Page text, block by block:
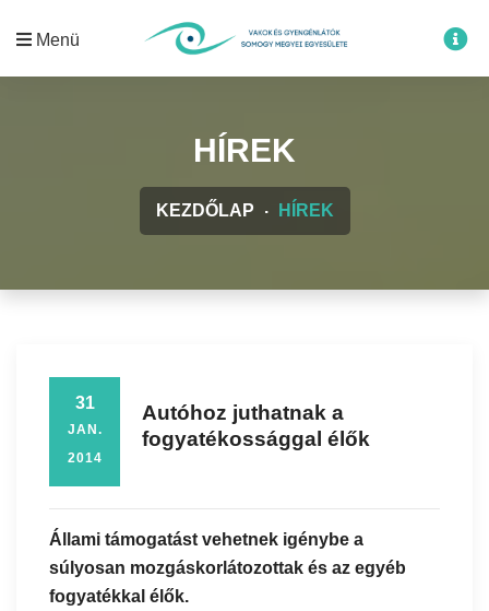
Menü
HÍREK
KEZDŐLAP HÍREK
31
JAN.
2014
Autóhoz juthatnak a
fogyatékossággal élők
Állami támogatást vehetnek igénybe a
súlyosan mozgáskorlátozottak és az egyéb
fogyatékkal élők.